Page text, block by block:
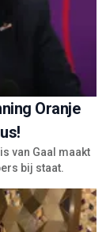
Oranje
van Gaal maakt
bij staat.